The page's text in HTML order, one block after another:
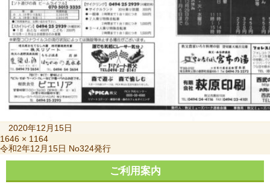
稿
日:
2020年12月15日
フ
ル
サ
ズ
1646 × 1164
投
稿
ビ
令和2年12月15日 No324発行
ご利用案内